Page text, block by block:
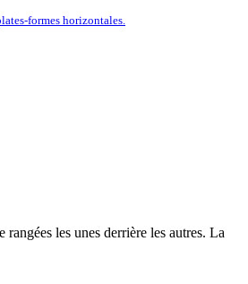
formes horizontales.
les unes derrière les autres. La